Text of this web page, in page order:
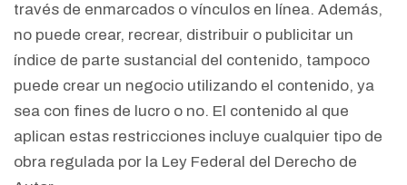
través de enmarcados o vínculos en línea. Además,
no puede crear, recrear, distribuir o publicitar un
índice de parte sustancial del contenido, tampoco
puede crear un negocio utilizando el contenido, ya
sea con fines de lucro o no. El contenido al que
aplican estas restricciones incluye cualquier tipo de
obra regulada por la Ley Federal del Derecho de